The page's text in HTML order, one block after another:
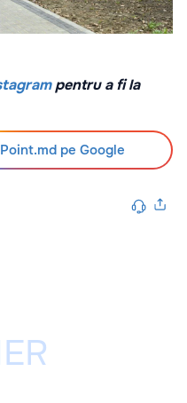
pentru a fi la
pe Google